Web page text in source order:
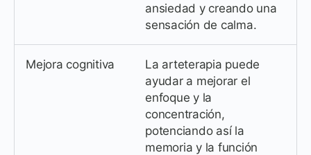
ansiedad y creando una
sensación de calma.
Mejora cognitiva
La arteterapia puede
ayudar a mejorar el
enfoque y la
concentración,
potenciando así la
memoria y la función